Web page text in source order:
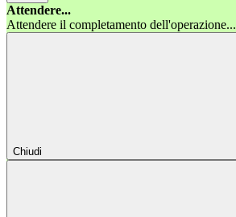
Attendere...
Attendere il completamento dell'operazione...
Chiudi